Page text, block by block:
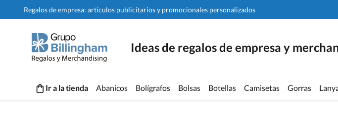
Regalos de empresa: artículos publicitarios y promocionales personalizados
Ideas de regalos de empresa y
Ir a la tienda Abanicos Bolígrafos Bolsas Botellas Camisetas Gorras